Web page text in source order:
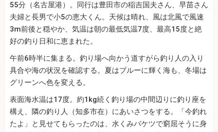
55分（名古屋港）。同行は豊田市の稲吉国夫さん、早苗さん
夫婦と長男で小5の恵大くん。天候は晴れ、風は北風で風速
3m前後と穏やか、気温は朝の最低気温7度、最高15度と絶
好の釣り日和に恵まれた。
午前6時半に集まる。釣り場へ向かう道すがら釣り人の入り
具合や海の状況を確認する。夏はブルーに輝く海も、冬場は
グリーンへ色を変える。
表面海水温は17度。約1kg続く釣り場の中間辺りに釣り座を
構え、隣の釣り人（知多市在）にあいさつをする。「今釣れ
たよ」と見せてもらったのは、水くみバケツで窮屈そうに身